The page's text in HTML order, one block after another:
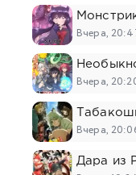
Вчера,
Вчера,
Вчера,
Дара из